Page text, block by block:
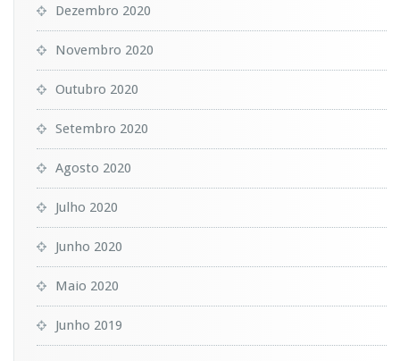
Dezembro 2020
Novembro 2020
Outubro 2020
Setembro 2020
Agosto 2020
Julho 2020
Junho 2020
Maio 2020
Junho 2019